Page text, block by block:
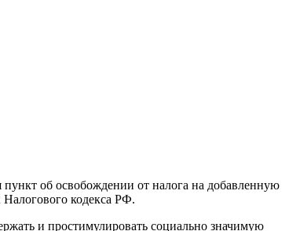
об освобождении от налога на добавленную
кодекса РФ.
и простимулировать социально значимую